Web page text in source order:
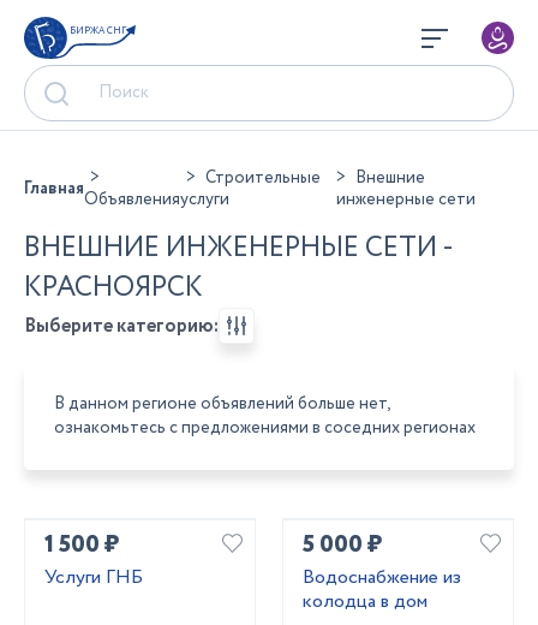
БИРЖА СНГ
ГлавнаяОбъявления
Строительные
услуги
Внешние
инженерные сети
ВНЕШНИЕ ИНЖЕНЕРНЫЕ СЕТИ -
КРАСНОЯРСК
Выберите категорию:
В данном регионе объявлений больше нет,
ознакомьтесь с предложениями в соседних регионах
1 500 ₽
Услуги ГНБ
5 000 ₽
Водоснабжение из
колодца в дом